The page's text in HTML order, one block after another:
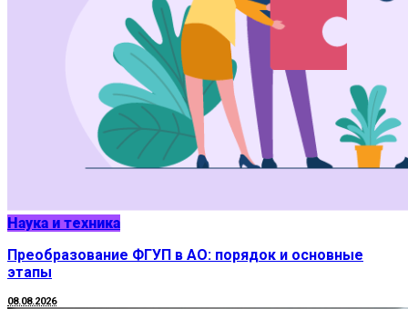
Наука и техника
Преобразование ФГУП в АО: порядок и основные
этапы
08.08.2026